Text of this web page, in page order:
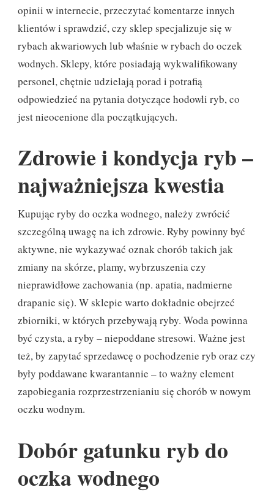
opinii w internecie, przeczytać komentarze innych
klientów i sprawdzić, czy sklep specjalizuje się w
rybach akwariowych lub właśnie w rybach do oczek
wodnych. Sklepy, które posiadają wykwalifikowany
personel, chętnie udzielają porad i potrafią
odpowiedzieć na pytania dotyczące hodowli ryb, co
jest nieocenione dla początkujących.
Zdrowie i kondycja ryb –
najważniejsza kwestia
Kupując ryby do oczka wodnego, należy zwrócić
szczególną uwagę na ich zdrowie. Ryby powinny być
aktywne, nie wykazywać oznak chorób takich jak
zmiany na skórze, plamy, wybrzuszenia czy
nieprawidłowe zachowania (np. apatia, nadmierne
drapanie się). W sklepie warto dokładnie obejrzeć
zbiorniki, w których przebywają ryby. Woda powinna
być czysta, a ryby – niepoddane stresowi. Ważne jest
też, by zapytać sprzedawcę o pochodzenie ryb oraz czy
były poddawane kwarantannie – to ważny element
zapobiegania rozprzestrzenianiu się chorób w nowym
oczku wodnym.
Dobór gatunku ryb do
oczka wodnego